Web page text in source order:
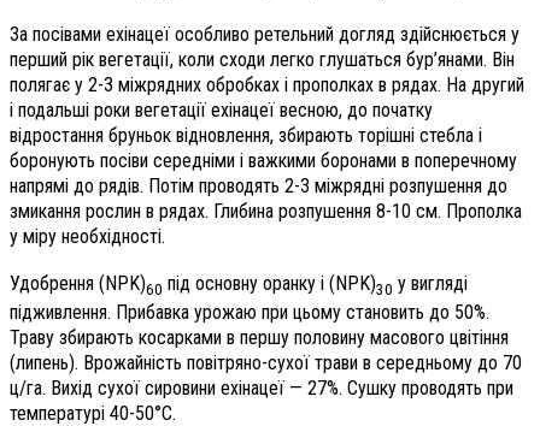
За посівами ехінацеї особливо ретельний догляд здійснюється у
перший рік вегетації, коли сходи легко глушаться бур’янами. Він
полягає у 2-3 міжрядних обробках і прополках в рядах. На другий
і подальші роки вегетації ехінацеї весною, до початку
відростання бруньок відновлення, збирають торішні стебла і
боронують посіви середніми і важкими боронами в поперечному
напрямі до рядів. Потім проводять 2-3 міжрядні розпушення до
змикання рослин в рядах. Глибина розпушення 8-10 см. Прополка
у міру необхідності.
Удобрення (NPK)60 під основну оранку і (NPK)30 у вигляді
підживлення. Прибавка урожаю при цьому становить до 50%.
Траву збирають косарками в першу половину масового цвітіння
(липень). Врожайність повітряно-сухої трави в середньому до 70
ц/га. Вихід сухої сировини ехінацеї — 27%. Сушку проводять при
температурі 40-50°С.